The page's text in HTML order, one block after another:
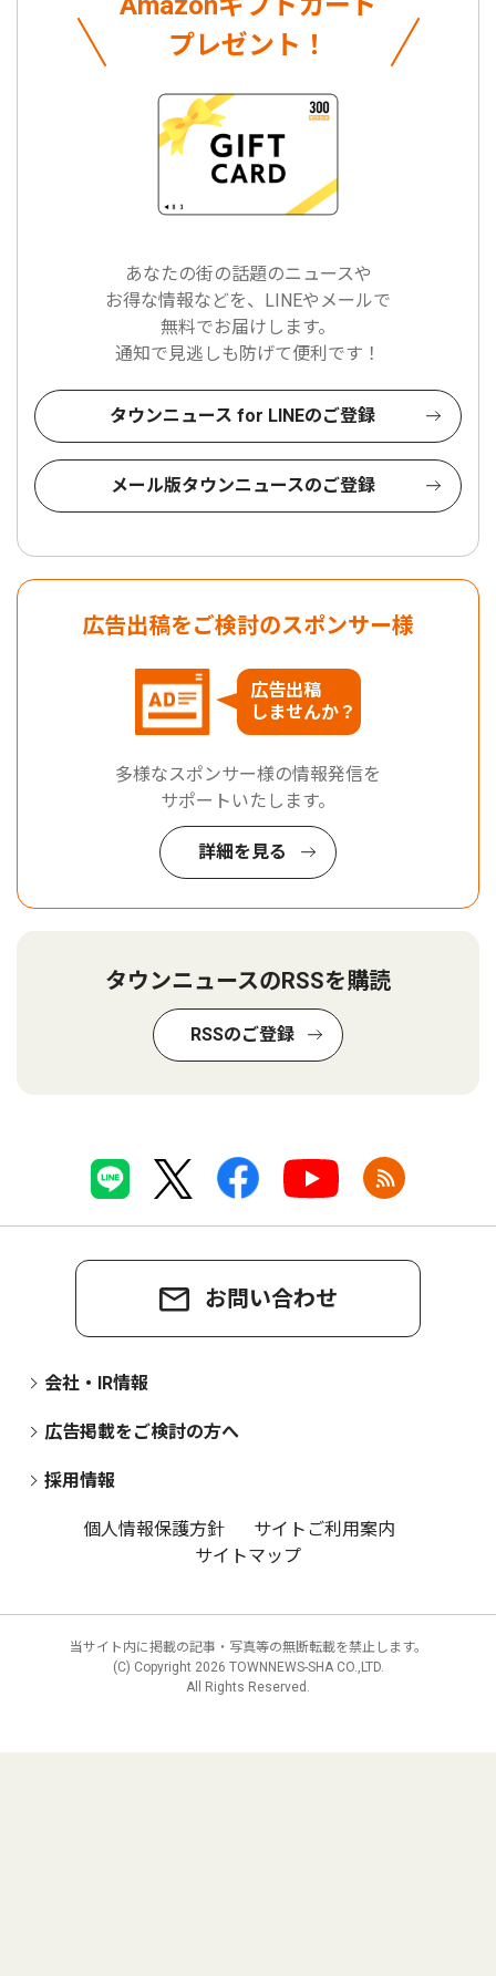
プレゼント！
あなたの街の話題のニュースや
お得な情報などを、LINEやメールで
無料でお届けします。
通知で見逃しも防げて便利です！
タウンニュース for LINEのご登録
メール版タウンニュースのご登録
広告出稿をご検討のスポンサー様
広告出稿
しませんか？
多様なスポンサー様の情報発信を
サポートいたします。
詳細を見る
タウンニュースのRSSを購読
RSSのご登録
お問い合わせ
会社・IR情報
広告掲載をご検討の方へ
採用情報
個人情報保護方針
サイトご利用案内
サイトマップ
当サイト内に掲載の記事・写真等の無断転載を禁止します。
(C) Copyright 2026 TOWNNEWS-SHA CO.,LTD.
All Rights Reserved.